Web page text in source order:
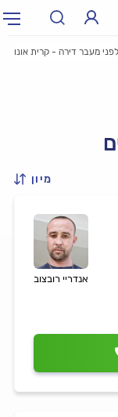
לפני מעבר דירה - קרית אונו
מיון
אנדריי רובצוב